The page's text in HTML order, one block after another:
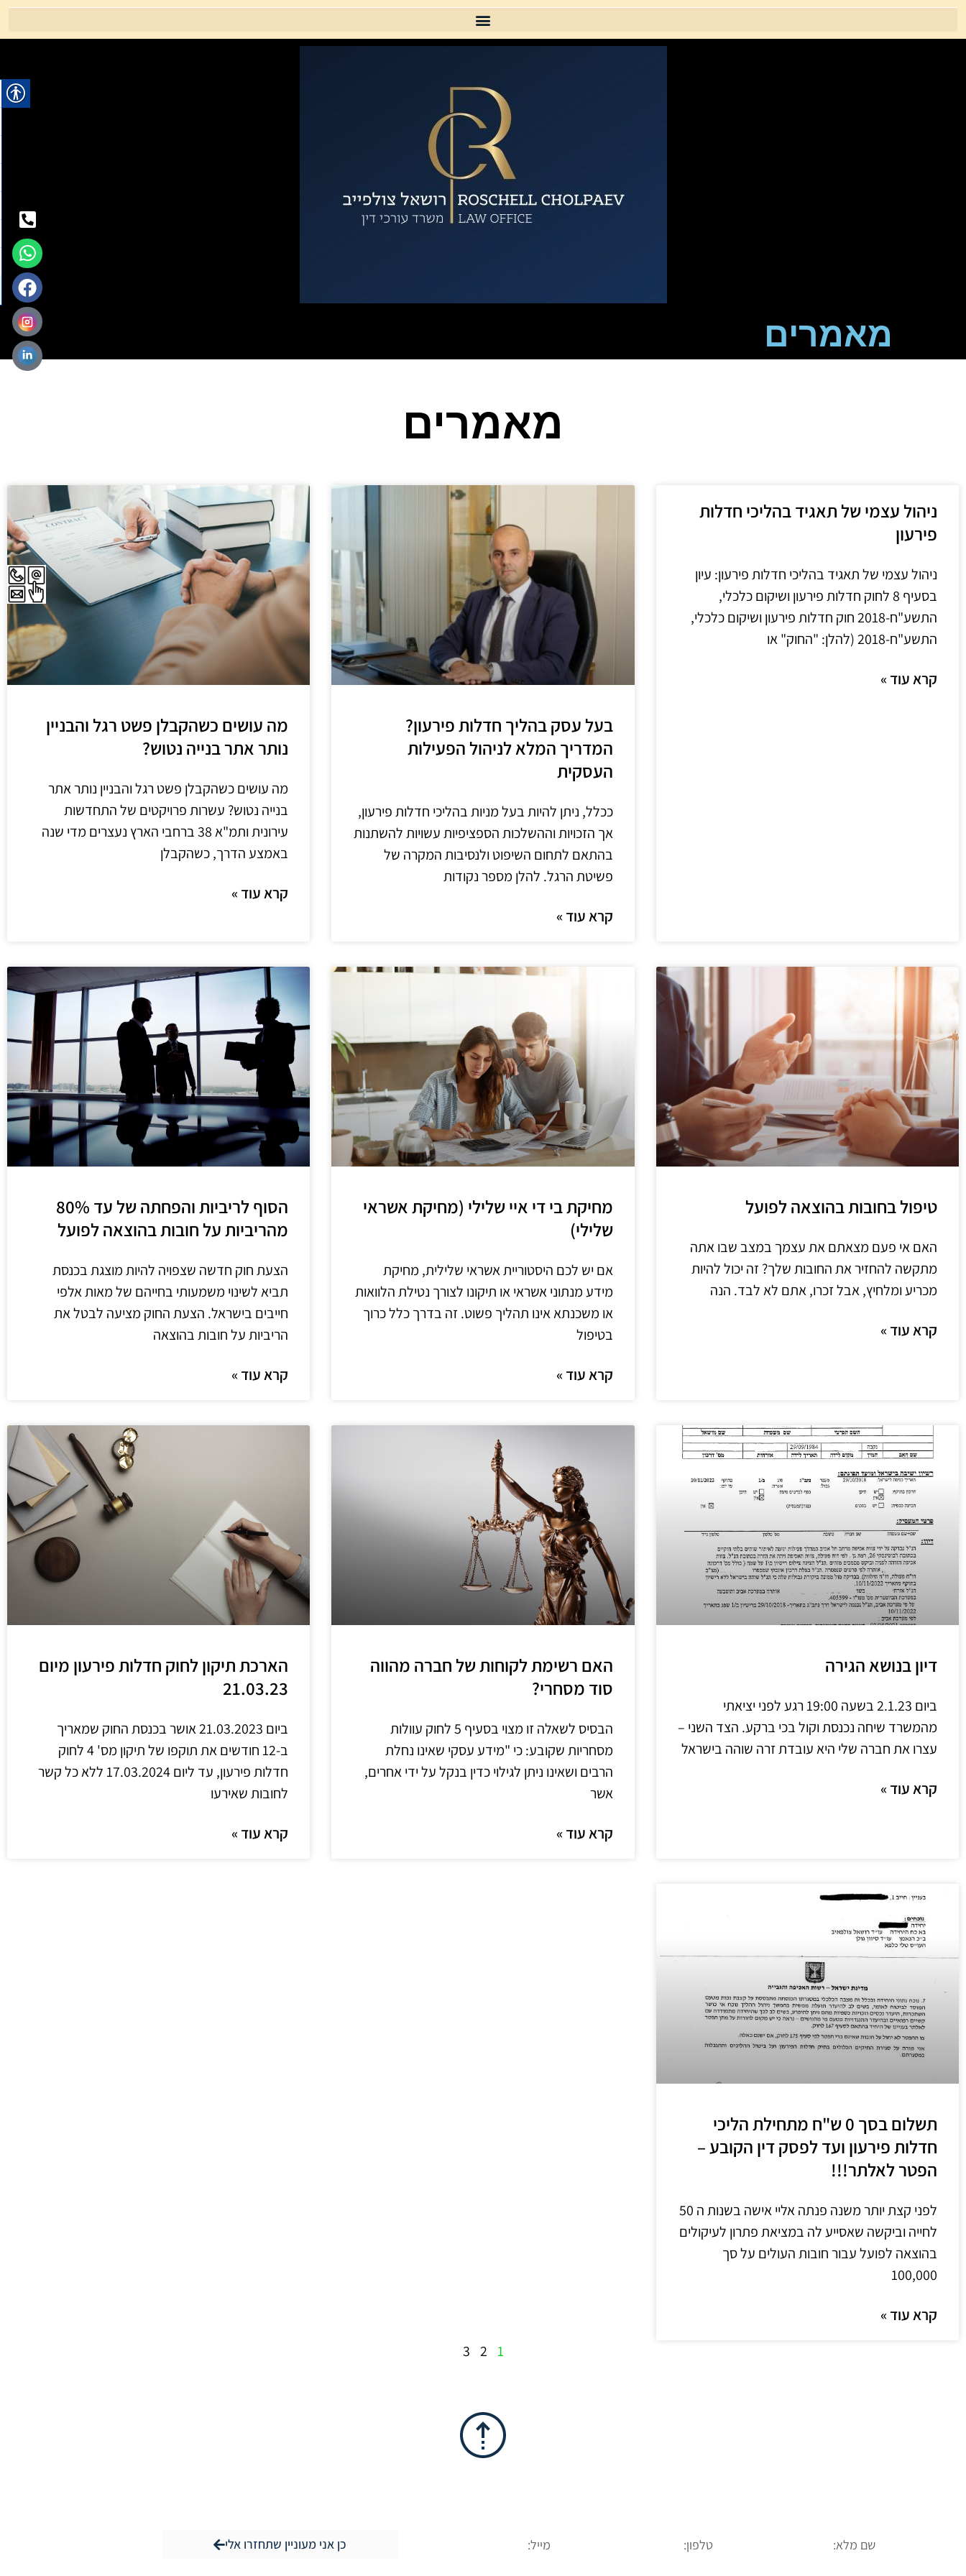
מאמרים
מאמרים
ניהול עצמי של תאגיד בהליכי חדלות
פירעון
ניהול עצמי של תאגיד בהליכי חדלות פירעון: עיון
בסעיף 8 לחוק חדלות פירעון ושיקום כלכלי,
התשע"ח-2018 חוק חדלות פירעון ושיקום כלכלי,
התשע"ח-2018 (להלן: "החוק" או
קרא עוד »
בעל עסק בהליך חדלות פירעון?
המדריך המלא לניהול הפעילות
העסקית
ככלל, ניתן להיות בעל מניות בהליכי חדלות פירעון,
אך הזכויות וההשלכות הספציפיות עשויות להשתנות
בהתאם לתחום השיפוט ולנסיבות המקרה של
פשיטת הרגל. להלן מספר נקודות
קרא עוד »
מה עושים כשהקבלן פשט רגל והבניין
נותר אתר בנייה נטוש?
מה עושים כשהקבלן פשט רגל והבניין נותר אתר
בנייה נטוש? עשרות פרויקטים של התחדשות
עירונית ותמ"א 38 ברחבי הארץ נעצרים מדי שנה
באמצע הדרך, כשהקבלן
קרא עוד »
טיפול בחובות בהוצאה לפועל
האם אי פעם מצאתם את עצמך במצב שבו אתה
מתקשה להחזיר את החובות שלך? זה יכול להיות
מכריע ומלחיץ, אבל זכרו, אתם לא לבד. הנה
קרא עוד »
מחיקת בי די איי שלילי (מחיקת אשראי
שלילי)
אם יש לכם היסטוריית אשראי שלילית, מחיקת
מידע מנתוני אשראי או תיקונו לצורך נטילת הלוואות
או משכנתא אינו תהליך פשוט. זה בדרך כלל כרוך
בטיפול
קרא עוד »
הסוף לריביות והפחתה של עד 80%
מהריביות על חובות בהוצאה לפועל
הצעת חוק חדשה שצפויה להיות מוצגת בכנסת
תביא לשינוי משמעותי בחייהם של מאות אלפי
חייבים בישראל. הצעת החוק מציעה לבטל את
הריביות על חובות בהוצאה
קרא עוד »
דיון בנושא הגירה
ביום 2.1.23 בשעה 19:00 רגע לפני יציאתי
מהמשרד שיחה נכנסת וקול בכי ברקע. הצד השני –
עצרו את חברה שלי היא עובדת זרה שוהה בישראל
קרא עוד »
האם רשימת לקוחות של חברה מהווה
סוד מסחרי?
הבסיס לשאלה זו מצוי בסעיף 5 לחוק עוולות
מסחריות שקובע: כי "מידע עסקי שאינו נחלת
הרבים ושאינו ניתן לגילוי כדין בנקל על ידי אחרים,
אשר
קרא עוד »
הארכת תיקון לחוק חדלות פירעון מיום
21.03.23
ביום 21.03.2023 אושר בכנסת החוק שמאריך
ב-12 חודשים את תוקפו של תיקון מס' 4 לחוק
חדלות פירעון, עד ליום 17.03.2024 ללא כל קשר
לחובות שאירעו
קרא עוד »
תשלום בסך 0 ש"ח מתחילת הליכי
חדלות פירעון ועד לפסק דין הקובע –
הפטר לאלתר!!!
לפני קצת יותר משנה פנתה אליי אישה בשנות ה 50
לחייה וביקשה שאסייע לה במציאת פתרון לעיקולים
בהוצאה לפועל עבור חובות העולים על סך
100,000
קרא עוד »
1
2
3
כן אני מעוניין שתחזרו אלי